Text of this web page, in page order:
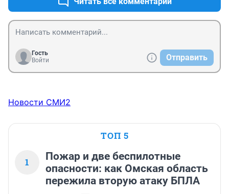
Гость
Войти
Отправить
Новости СМИ2
ТОП 5
1
Пожар и две беспилотные
опасности: как Омская область
пережила вторую атаку БПЛА